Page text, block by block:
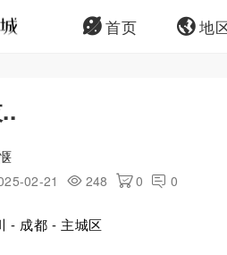
首页 地
02-21 248 0 0
- 成都 - 主城区